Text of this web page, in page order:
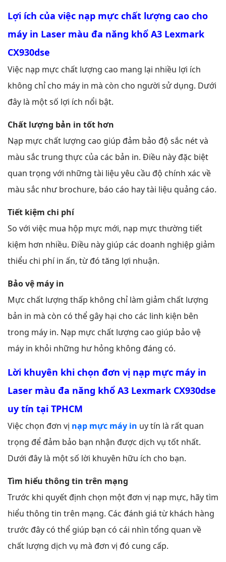
Lợi ích của việc nạp mực chất lượng cao cho
máy in Laser màu đa năng khổ A3 Lexmark
CX930dse
Việc nạp mực chất lượng cao mang lại nhiều lợi ích
không chỉ cho máy in mà còn cho người sử dụng. Dưới
đây là một số lợi ích nổi bật.
Chất lượng bản in tốt hơn
Nạp mực chất lượng cao giúp đảm bảo độ sắc nét và
màu sắc trung thực của các bản in. Điều này đặc biệt
quan trọng với những tài liệu yêu cầu độ chính xác về
màu sắc như brochure, báo cáo hay tài liệu quảng cáo.
Tiết kiệm chi phí
So với việc mua hộp mực mới, nạp mực thường tiết
kiệm hơn nhiều. Điều này giúp các doanh nghiệp giảm
thiểu chi phí in ấn, từ đó tăng lợi nhuận.
Bảo vệ máy in
Mực chất lượng thấp không chỉ làm giảm chất lượng
bản in mà còn có thể gây hại cho các linh kiện bên
trong máy in. Nạp mực chất lượng cao giúp bảo vệ
máy in khỏi những hư hỏng không đáng có.
Lời khuyên khi chọn đơn vị nạp mực máy in
Laser màu đa năng khổ A3 Lexmark CX930dse
uy tín tại TPHCM
Việc chọn đơn vị nạp mực máy in uy tín là rất quan
trọng để đảm bảo bạn nhận được dịch vụ tốt nhất.
Dưới đây là một số lời khuyên hữu ích cho bạn.
Tìm hiểu thông tin trên mạng
Trước khi quyết định chọn một đơn vị nạp mực, hãy tìm
hiểu thông tin trên mạng. Các đánh giá từ khách hàng
trước đây có thể giúp bạn có cái nhìn tổng quan về
chất lượng dịch vụ mà đơn vị đó cung cấp.